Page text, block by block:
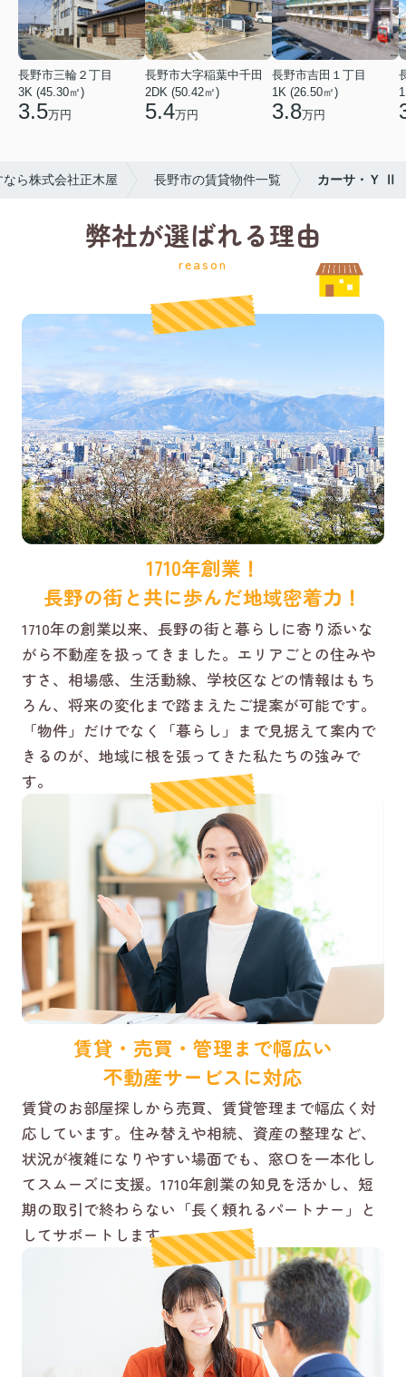
長野市三輪２丁目
3K (45.30㎡)
3.5万円
長野市大字稲葉中千田
2DK (50.42㎡)
5.4万円
長野市吉田１丁目
1K (26.50㎡)
3.8万円
ら株式会社正木屋 長野市の賃貸物件一覧 カーサ・Ｙ Ⅱ
弊社が選ばれる理由
reason
1710年創業！
長野の街と共に歩んだ地域密着力！
1710年の創業以来、長野の街と暮らしに寄り添いな
がら不動産を扱ってきました。エリアごとの住みや
すさ、相場感、生活動線、学校区などの情報はもち
ろん、将来の変化まで踏まえたご提案が可能です。
「物件」だけでなく「暮らし」まで見据えて案内で
きるのが、地域に根を張ってきた私たちの強みで
す。
賃貸・売買・管理まで幅広い
不動産サービスに対応
賃貸のお部屋探しから売買、賃貸管理まで幅広く対
応しています。住み替えや相続、資産の整理など、
状況が複雑になりやすい場面でも、窓口を一本化し
てスムーズに支援。1710年創業の知見を活かし、短
期の取引で終わらない「長く頼れるパートナー」と
してサポートします。